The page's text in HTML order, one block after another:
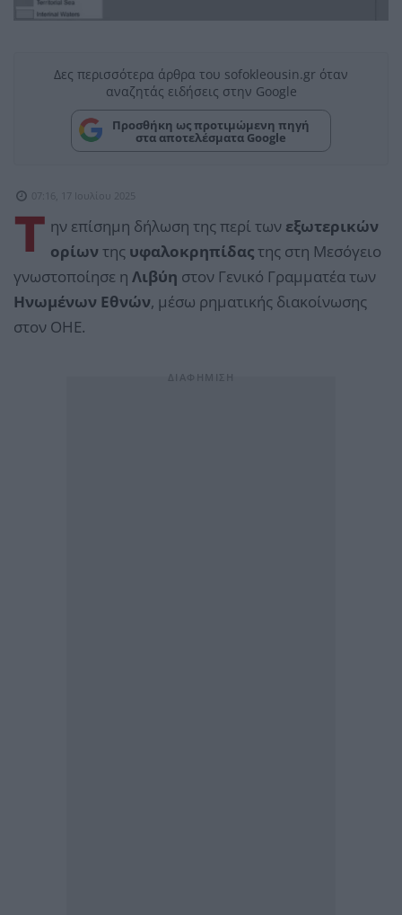
Δες περισσότερα άρθρα του sofokleousin.gr όταν
αναζητάς ειδήσεις στην Google
Προσθήκη ως προτιμώμενη πηγή
στα αποτελέσματα Google
07:16, 17 Ιουλίου 2025
Τ ην επίσημη δήλωση της περί των εξωτερικών
ορίων της υφαλοκρηπίδαςτης στη Μεσόγειο
γνωστοποίησε η Λιβύη στον Γενικό Γραμματέα των
Ηνωμένων Εθνών, μέσω ρηματικής διακοίνωσης
στον ΟΗΕ.